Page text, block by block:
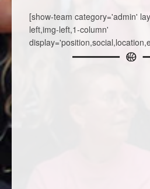
[show-team category='admin'
left,img-left,1-column'